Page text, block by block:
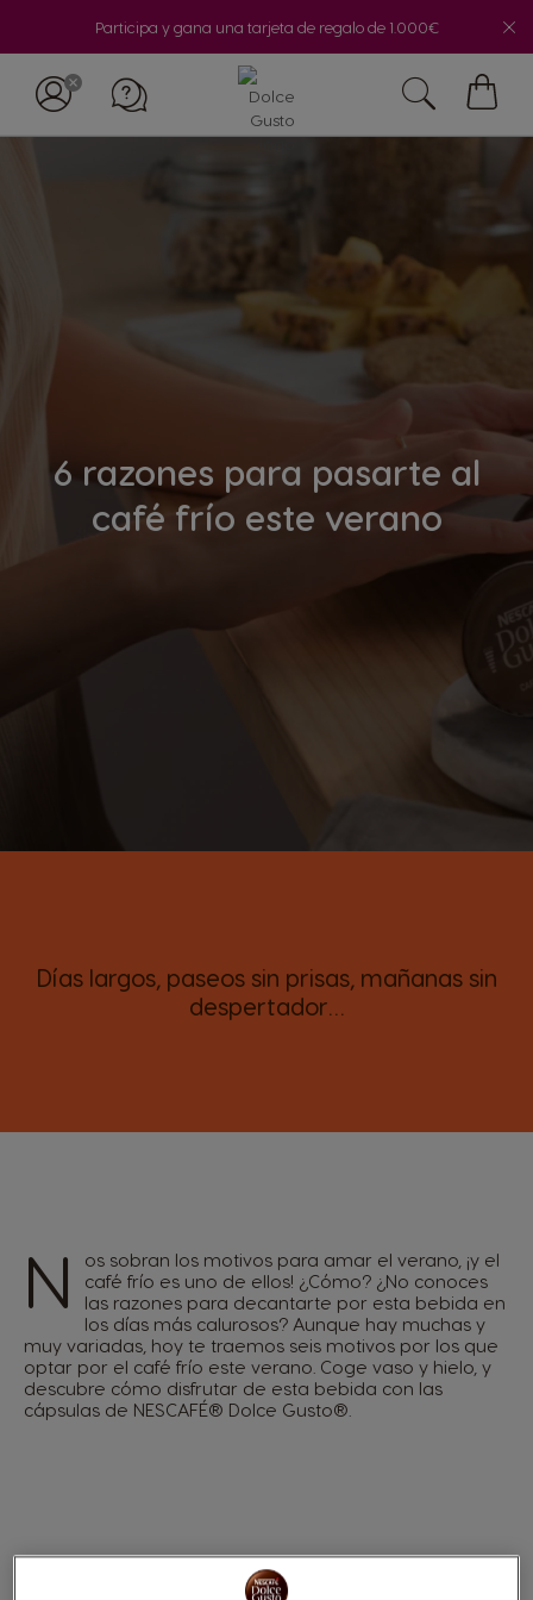
Participa y gana una tarjeta de regalo de 1.000€
6 razones para pasarte al
café frío este verano
Días largos, paseos sin prisas, mañanas sin
despertador…
N
os sobran los motivos para amar el verano, ¡y el
café frío es uno de ellos! ¿Cómo? ¿No conoces
las razones para decantarte por esta bebida en
los días más calurosos? Aunque hay muchas y
muy variadas, hoy te traemos seis motivos por los que
optar por el café frío este verano. Coge vaso y hielo, y
descubre cómo disfrutar de esta bebida con las
cápsulas de NESCAFÉ® Dolce Gusto®.